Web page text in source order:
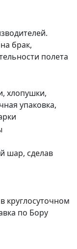
брак,
полета
хлопушки,
упаковка,
шар, сделав
круглосуточном
по Бору